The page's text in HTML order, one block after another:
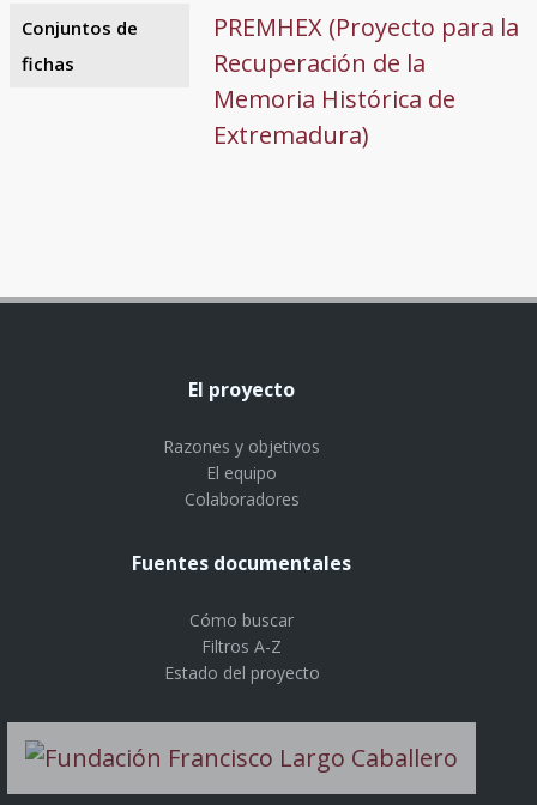
Conjuntos de
fichas
PREMHEX (Proyecto para la
Recuperación de la
Memoria Histórica de
Extremadura)
El proyecto
Razones y objetivos
El equipo
Colaboradores
Fuentes documentales
Cómo buscar
Filtros A-Z
Estado del proyecto